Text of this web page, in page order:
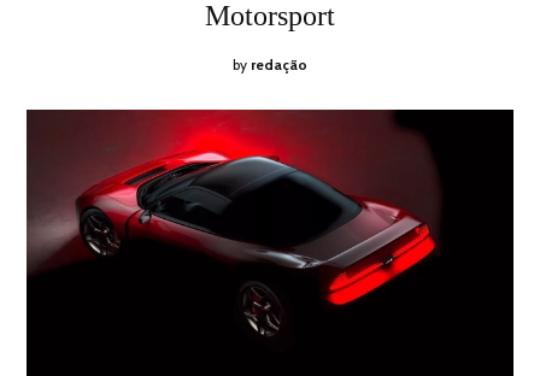
Motorsport
by redação